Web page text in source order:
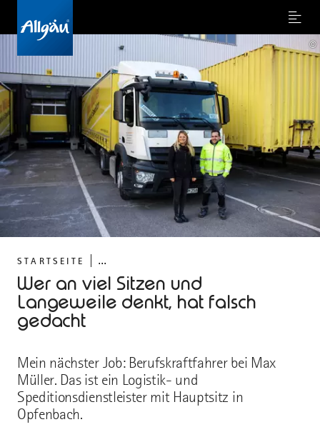
Menu
©
STARTSEITE ...
Wer an viel Sitzen und
Langeweile denkt, hat falsch
gedacht
Mein nächster Job: Berufskraftfahrer bei Max
Müller. Das ist ein Logistik- und
Speditionsdienstleister mit Hauptsitz in
Opfenbach.